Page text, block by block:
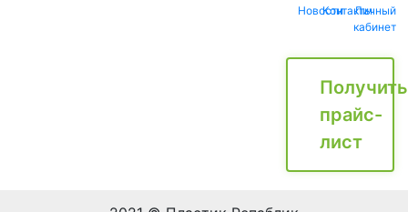
НовостиКонтактыЛичный
кабинет
Получить
прайс-
лист